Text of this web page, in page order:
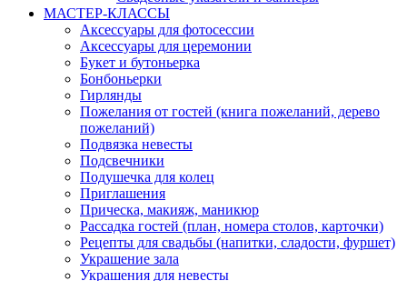
МАСТЕР-КЛАССЫ
Аксессуары для фотосессии
Аксессуары для церемонии
Букет и бутоньерка
Бонбоньерки
Гирлянды
Пожелания от гостей (книга пожеланий, дерево
пожеланий)
Подвязка невесты
Подсвечники
Подушечка для колец
Приглашения
Прическа, макияж, маникюр
Рассадка гостей (план, номера столов, карточки)
Рецепты для свадьбы (напитки, сладости, фуршет)
Украшение зала
Украшения для невесты